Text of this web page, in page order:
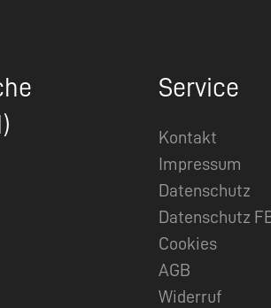
Service
Kontakt
Impressum
Datenschutz
Datenschutz
Cookies
AGB
Widerruf